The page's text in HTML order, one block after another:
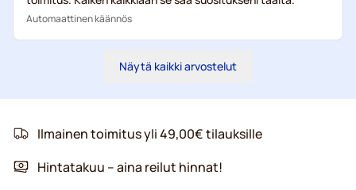
Automaattinen käännös
Näytä kaikki arvostelut
Ilmainen toimitus yli 49,00€ tilauksille
Hintatakuu – aina reilut hinnat!